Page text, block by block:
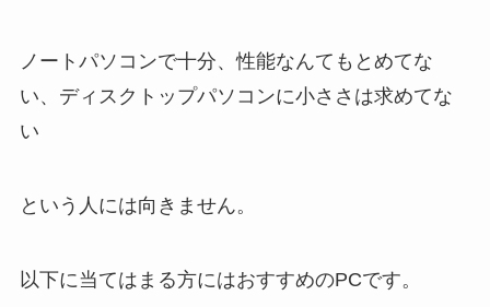
ノートパソコンで十分、性能なんてもとめてな
い、ディスクトップパソコンに小ささは求めてな
い
という人には向きません。
以下に当てはまる方にはおすすめのPCです。